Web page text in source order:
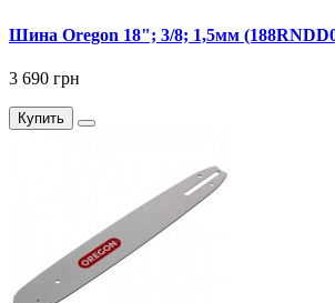
Шина Oregon 18"; 3/8; 1,5мм
3 690 грн
Купить